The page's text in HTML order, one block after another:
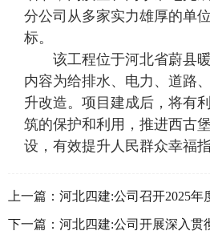
分公司从多家实力雄厚的单
标。
该工程位于河北省蔚县暖
内容为给排水、电力、道路
升改造。项目建成后，将有
筑的保护和利用，推进西古
设，有效提升人民群众幸福
上一篇： 河北四建:公司召开2025
作会议
下一篇： 河北四建:公司开展深入贯